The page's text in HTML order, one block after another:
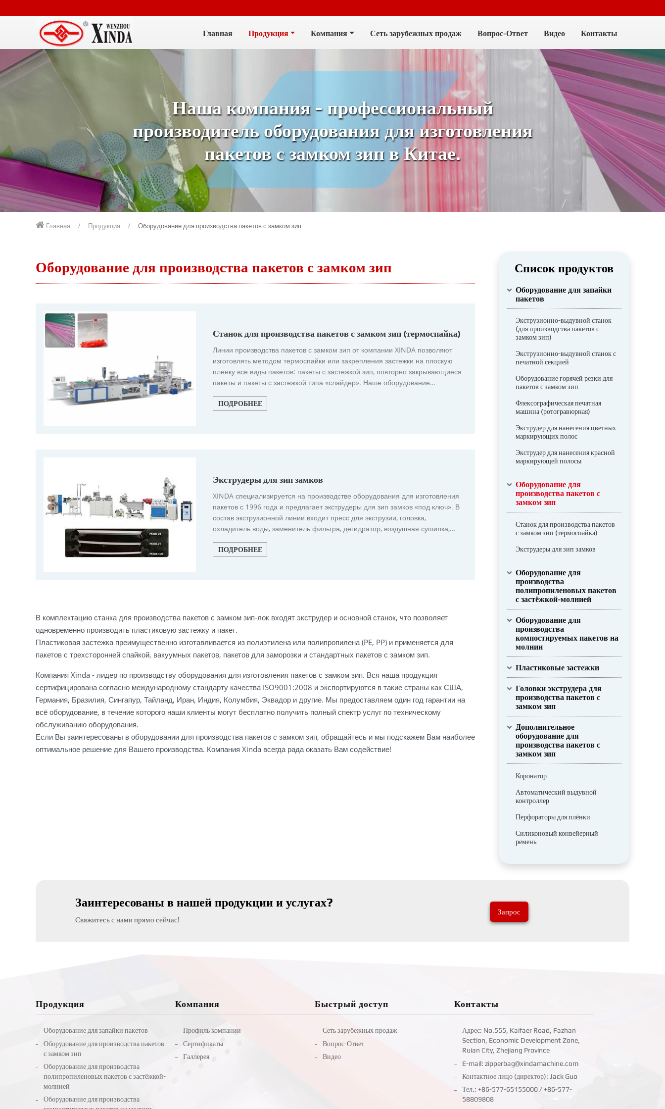
Главная Продукция Компания Сеть зарубежных продаж Вопрос-Ответ Видео Контакты
Наша компания - профессиональный
производитель оборудования для изготовления
пакетов с замком зип в Китае.
Главная Продукция Оборудование для производства пакетов с замком зип
Оборудование для производства пакетов с замком зип
Станок для производства пакетов с замком зип (термоспайка)
Линии производства пакетов с замком зип от компании XINDA позволяют
изготовлять методом термоспайки или закрепления застежки на плоскую
пленку все виды пакетов: пакеты с застежкой зип, повторно закрывающиеся
пакеты и пакеты с застежкой типа «слайдер». Наше оборудование
сталкиваются традиционные машины. Например, наши станки выполняют
ПОДРОБНЕЕ
Экструдеры для зип замков
XINDA специализируется на производстве оборудования для изготовления
пакетов с 1996 года и предлагает экструдеры для зип замков «под ключ». В
состав экструзионной линии входит пресс для экструзии, головка,
охладитель воды, заменитель фильтра, дегидратор, воздушная сушилка,
ПОДРОБНЕЕ
В комплектацию станка для производства пакетов с замком зип-лок входят экструдер и основной станок, что позволяет
одновременно производить пластиковую застежку и пакет.
Пластиковая застежка преимущественно изготавливается из полиэтилена или полипропилена (PE, PP) и применяется для
пакетов с трехсторонней спайкой, вакуумных пакетов, пакетов для заморозки и стандартных пакетов с замком зип.
Компания Xinda - лидер по производству оборудования для изготовления пакетов с замком зип. Вся наша продукция
сертифицирована согласно международному стандарту качества ISO9001:2008 и экспортируются в такие страны как США,
Германия, Бразилия, Сингапур, Тайланд, Иран, Индия, Колумбия, Эквадор и другие. Мы предоставляем один год гарантии на
всё оборудование, в течение которого наши клиенты могут бесплатно получить полный спектр услуг по техническому
обслуживанию оборудования.
Если Вы заинтересованы в оборудовании для производства пакетов с замком зип, обращайтесь и мы подскажем Вам наиболее
оптимальное решение для Вашего производства. Компания Xinda всегда рада оказать Вам содействие!
Список продуктов
Оборудование для запайки
пакетов
Экструзионно-выдувной станок
(для производства пакетов с
замком зип)
Экструзионно-выдувной станок с
печатной секцией
Оборудование горячей резки для
пакетов с замком зип
Флексографическая печатная
машина (ротогравюрная)
Экструдер для нанесения цветных
маркирующих полос
Экструдер для нанесения красной
маркирующей полосы
Оборудование для
производства пакетов с
замком зип
Станок для производства пакетов
с замком зип (термоспайка)
Экструдеры для зип замков
Оборудование для
производства
полипропиленовых пакетов
с застёжкой-молнией
Оборудование для
производства
компостируемых пакетов на
молнии
Пластиковые застежки
Головки экструдера для
производства пакетов с
замком зип
Дополнительное
оборудование для
производства пакетов с
замком зип
Коронатор
Автоматический выдувной
контроллер
Перфораторы для плёнки
Силиконовый конвейерный
ремень
Заинтересованы в нашей продукции и услугах?
Свяжитесь с нами прямо сейчас!
Запрос
Продукция
Оборудование для запайки пакетов
Оборудование для производства пакетов
с замком зип
Оборудование для производства
полипропиленовых пакетов с застёжкой-
молнией
Оборудование для производства
Компания
Профиль компании
Сертификаты
Галлерея
Быстрый доступ
Сеть зарубежных продаж
Вопрос-Ответ
Видео
Контакты
Адрес: No.555, Kaifaer Road, Fazhan
Section, Economic Development Zone,
Ruian City, Zhejiang Province
E-mail: zipperbag@xindamachine.com
Контактное лицо (директор): Jack Guo
Тел.: +86-577-65155000/ +86-577-
58809808